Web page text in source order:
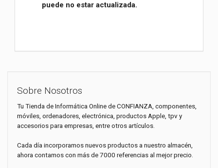
puede no estar actualizada.
Sobre Nosotros
Tu Tienda de Informática Online de CONFIANZA, componentes,
móviles, ordenadores, electrónica, productos Apple, tpv y
accesorios para empresas, entre otros artículos.
Cada día incorporamos nuevos productos a nuestro almacén,
ahora contamos con más de 7000 referencias al mejor precio.